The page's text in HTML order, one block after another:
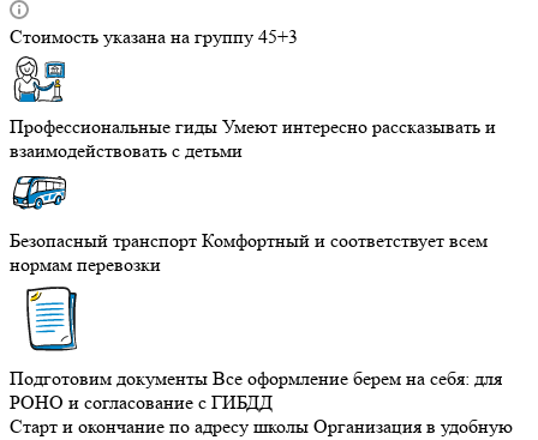
Стоимость указана на группу 45+3
Профессиональные гиды Умеют интересно рассказывать и
взаимодействовать с детьми
Безопасный транспорт Комфортный и соответствует всем
нормам перевозки
Подготовим документы Все оформление берем на себя: для
РОНО и согласование с ГИБДД
Старт и окончание по адресу школы Организация в удобную